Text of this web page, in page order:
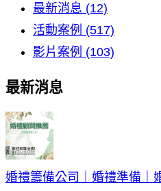
最新消息 (12)
活動案例 (517)
影片案例 (103)
最新消息
婚禮籌備公司｜婚禮準備｜